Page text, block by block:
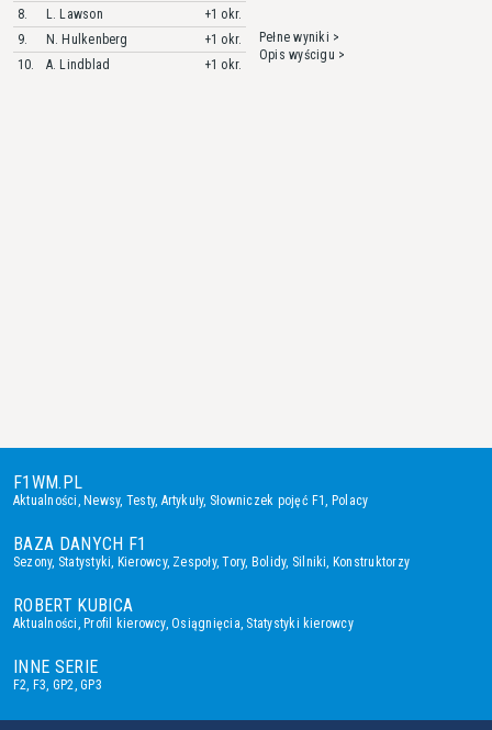
8.
L. Lawson
+1 okr.
9.
N. Hulkenberg
+1 okr.
10.
A. Lindblad +1 okr.
Pełne wyniki >
Opis wyścigu >
F1WM.PL
Aktualności,Newsy, Testy, Artykuły, Słowniczek pojęć F1, Polacy
BAZA DANYCH F1
Sezony, Statystyki, Kierowcy, Zespoły,Tory, Bolidy, Silniki, Konstruktorzy
ROBERT KUBICA
Aktualności,Profil kierowcy,Osiągnięcia, Statystyki kierowcy
INNE SERIE
F2, F3, GP2,GP3